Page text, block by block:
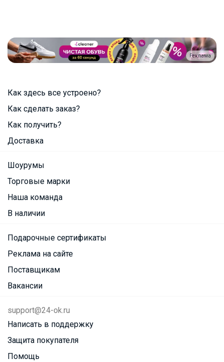
Реклама
Как здесь все устроено?
Как сделать заказ?
Как получить?
Доставка
Шоурумы
Торговые марки
Наша команда
В наличии
Подарочные сертификаты
Реклама на сайте
Поставщикам
Вакансии
support@24-ok.ru
Написать в поддержку
Защита покупателя
Помощь